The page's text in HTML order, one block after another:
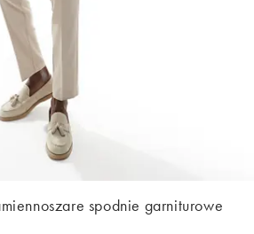
spodnie garniturowe